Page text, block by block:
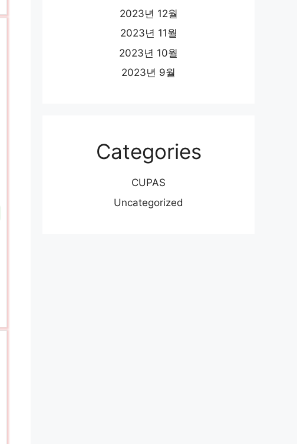
2023년 12월
2023년 11월
2023년 10월
2023년 9월
Categories
CUPAS
Uncategorized